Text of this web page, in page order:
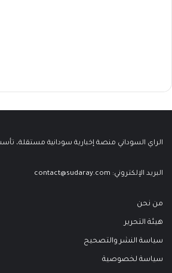
الراي السوداني منصة إخبارية سودانية مستقلة، تأسست
البريد الإلكتروني: contact@sudaray.com
من نحن
هيئة التحرير
سياسة النشر والتصحيح
سياسة لخصوصية